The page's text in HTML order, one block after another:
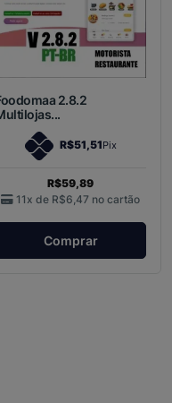
2.8.2
R$51,51Pix
R$59,89
11x de R$6,47 no cartão
Comprar